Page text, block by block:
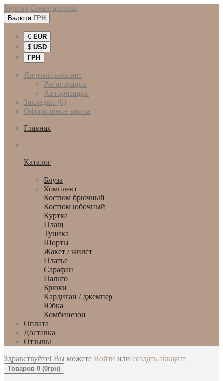
Sign up Create account
Валюта ГРН
€ EUR
$ USD
ГРН
Личный кабинет
Регистрация
Авторизация
Закладки (0)
Оформление заказа
Главная
+
Каталог
Блуза
Комплект
Костюм брючный
Костюм юбочный
Куртка
Плащ
Туника
Шорты
Жакет / жилет
Платье
Сарафан
Пальто
Брюки
Кардиган / джемпер
Юбка
Комбинезон
Оплата
Доставка
Отзывы
Здравствуйте! Вы можете Войти или создать аккаунт
Товаров 0 (0грн)